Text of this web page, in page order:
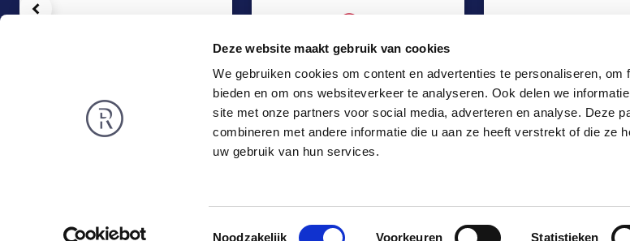
Deze website maakt gebruik van cookies
We gebruiken cookies om content en advertenties te personaliseren, om
bieden en om ons websiteverkeer te analyseren. Ook delen we
site met onze partners voor social media, adverteren en analyse. Deze
combineren met andere informatie die u aan ze heeft verstrekt of die ze
uw gebruik van hun services.
Toestemmingsselectie
Noodzakelijk Voorkeuren Statistieken
Overname Horti-Text door Agripers
TMT & Zakelijke Dienstverlening
Grolsch heeft 100% van de aandelen in Gulpener overgenomen
Food & Agri
Gategroup koopt 75%
Food & Agri
Vorige
Rembrandt
Nieuws
Locaties